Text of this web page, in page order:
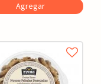
Agregar